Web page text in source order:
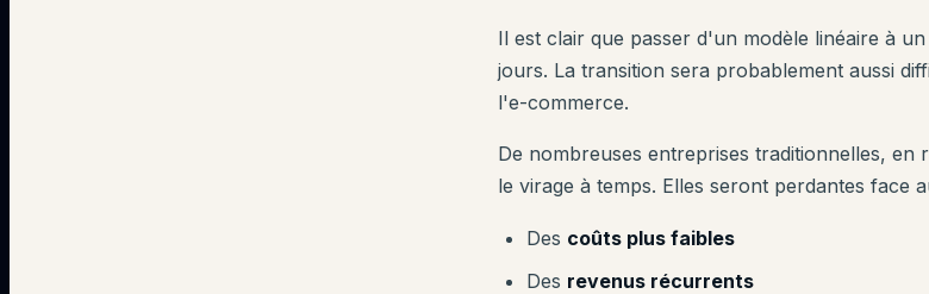
Il est clair que passer d'un modèle linéaire à
jours. La transition sera probablement aussi
l'e-commerce.
De nombreuses entreprises traditionnelles,
le virage à temps. Elles seront perdantes face
Des coûts plus faibles
Des revenus récurrents